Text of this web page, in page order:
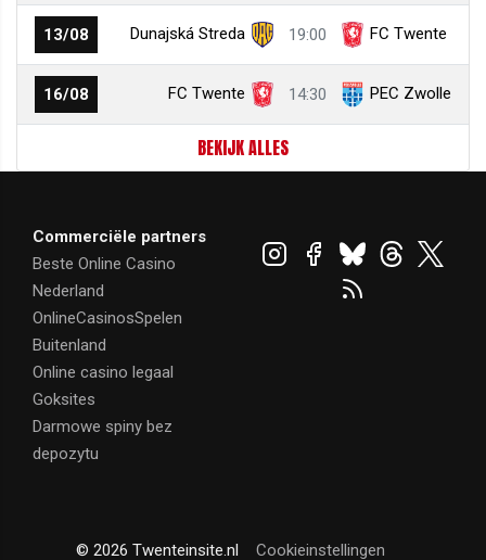
13/08 Dunajská Streda 19:00 FC Twente
16/08 FC Twente 14:30 PEC Zwolle
BEKIJK ALLES
Commerciële partners
Beste Online Casino
Nederland
OnlineCasinosSpelen
Buitenland
Online casino legaal
Goksites
Darmowe spiny bez
depozytu
© 2026 Twenteinsite.nl Cookieinstellingen